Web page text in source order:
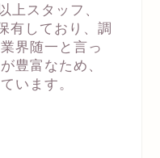
上スタッフ、
有しており、調
界随一と言っ
豊富なため、
います。